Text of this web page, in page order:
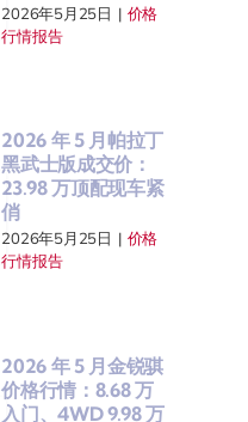
2026年5月25日 | 价格
行情报告
2026 年 5 月帕拉丁
黑武士版成交价：
23.98 万顶配现车紧
俏
2026年5月25日 | 价格
行情报告
2026 年 5 月金锐骐
价格行情：8.68 万
入门、4WD 9.98 万